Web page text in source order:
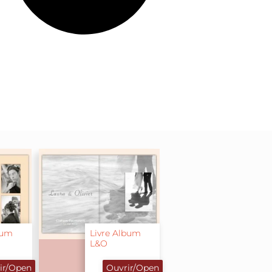
Open
Livre Album
L&O
Ouvrir/Open